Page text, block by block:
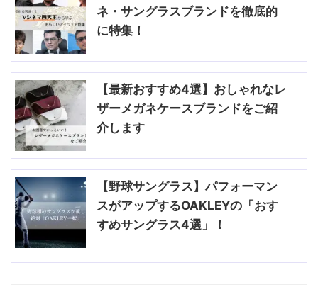
ネ・サングラスブランドを徹底的
に特集！
【最新おすすめ4選】おしゃれなレ
ザーメガネケースブランドをご紹
介します
【野球サングラス】パフォーマン
スがアップするOAKLEYの「おす
すめサングラス4選」！